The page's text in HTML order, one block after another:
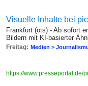
Visuelle Inhalte bei
Frankfurt (ots) - Ab sofort
Bildern mit KI-basierter
Freitag: Medien >
https://www.presseportal.de/